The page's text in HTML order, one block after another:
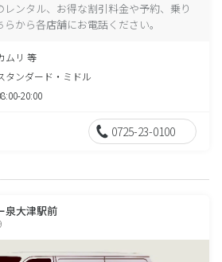
ンタル、お得な割引料金や予約、乗り
から各店舗にお電話ください。
ムリ 等
タンダード・ミドル
20:00
0725-23-0100
泉大津駅前